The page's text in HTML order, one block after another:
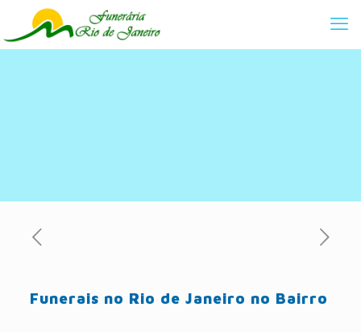
Funerais no Rio de Janeiro no Bairro